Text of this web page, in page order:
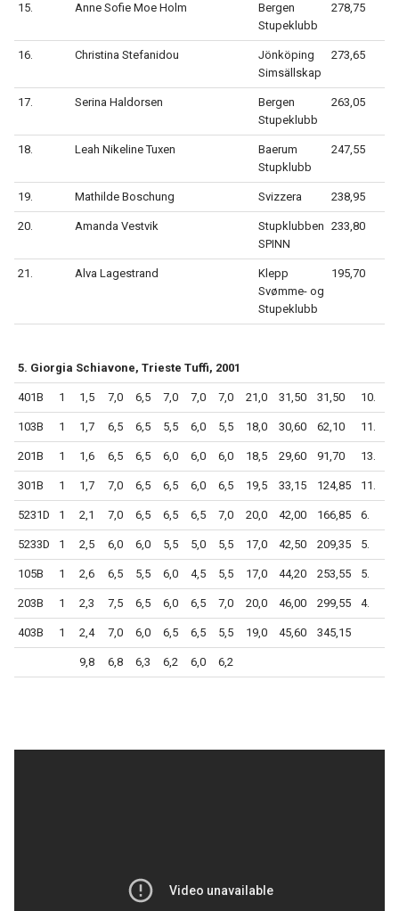
15. Anne Sofie Moe Holm
Bergen
Stupeklubb
278,75
16. Christina Stefanidou
Jönköping
Simsällskap
273,65
17. Serina Haldorsen
Bergen
Stupeklubb
263,05
18. Leah Nikeline Tuxen
Baerum
Stupklubb
247,55
19. Mathilde Boschung Svizzera 238,95
20. Amanda Vestvik
Stupklubben
SPINN
233,80
21. Alva Lagestrand
Klepp
Svømme- og
Stupeklubb
195,70
5. Giorgia Schiavone, Trieste Tuffi, 2001
401B 1 1,5 7,0 6,5 7,0 7,0 7,0 21,0 31,50 31,50 10.
103B 1 1,7 6,5 6,5 5,5 6,0 5,5 18,0 30,60 62,10 11.
201B 1 1,6 6,5 6,5 6,0 6,0 6,0 18,5 29,60 91,70 13.
301B 1 1,7 7,0 6,5 6,5 6,0 6,5 19,5 33,15 124,85 11.
5231D 1 2,1 7,0 6,5 6,5 6,5 7,0 20,0 42,00 166,85 6.
5233D 1 2,5 6,0 6,0 5,5 5,0 5,5 17,0 42,50 209,35 5.
105B 1 2,6 6,5 5,5 6,0 4,5 5,5 17,0 44,20 253,55 5.
203B 1 2,3 7,5 6,5 6,0 6,5 7,0 20,0 46,00 299,55 4.
403B 1 2,4 7,0 6,0 6,5 6,5 5,5 19,0 45,60 345,15
9,8 6,8 6,3 6,2 6,0 6,2